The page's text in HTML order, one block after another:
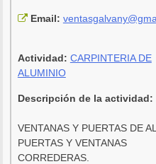
Email:
Actividad: CARPINTERIA DE
ALUMINIO
Descripción de la actividad:
VENTANAS Y PUERTAS DE
PUERTAS Y VENTANAS
CORREDERAS.